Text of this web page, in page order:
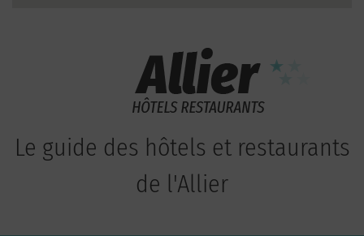
Le guide des hôtels et restaurants
de l'Allier